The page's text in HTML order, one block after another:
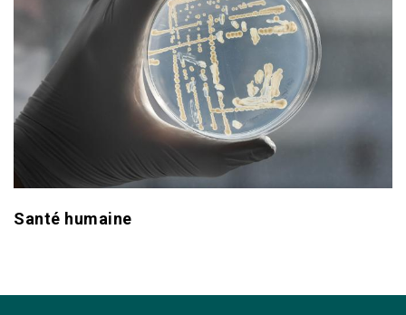
Santé humaine